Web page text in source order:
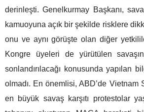
derinleşti. Genelkurmay Başkanı,
kamuoyuna açık bir şekilde risklere
onu ve aynı görüşte olan diğer
Kongre üyeleri de yürütülen
sonlandırılacağı konusunda yapılan
olmadı. En önemlisi, ABD’de Vietnam
en büyük savaş karşıtı protestolar